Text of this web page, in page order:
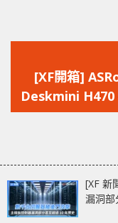
一
篇
文
[XF開箱]
Deskmini H470
USB接口 還支
[XF 新
漏洞部